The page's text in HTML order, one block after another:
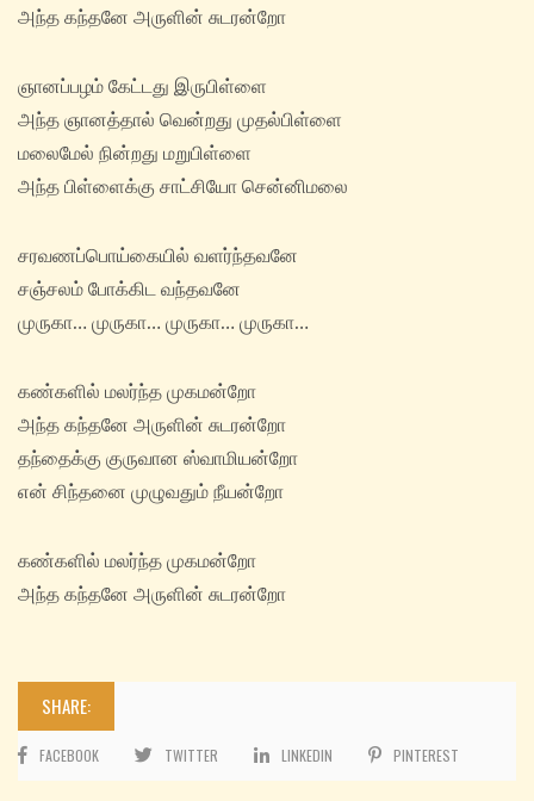
அந்த கந்தனே அருளின் சுடரன்றோ
ஞானப்பழம் கேட்டது இருபிள்ளை
அந்த ஞானத்தால் வென்றது முதல்பிள்ளை
மலைமேல் நின்றது மறுபிள்ளை
அந்த பிள்ளைக்கு சாட்சியோ சென்னிமலை
சரவணப்பொய்கையில் வளர்ந்தவனே
சஞ்சலம் போக்கிட வந்தவனே
முருகா… முருகா… முருகா… முருகா…
கண்களில் மலர்ந்த முகமன்றோ
அந்த கந்தனே அருளின் சுடரன்றோ
தந்தைக்கு குருவான ஸ்வாமியன்றோ
என் சிந்தனை முழுவதும் நீயன்றோ
கண்களில் மலர்ந்த முகமன்றோ
அந்த கந்தனே அருளின் சுடரன்றோ
SHARE:
FACEBOOK TWITTER LINKEDIN PINTEREST